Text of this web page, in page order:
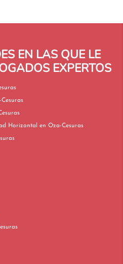
EN LAS QUE LE
EXPERTOS
Oza-Cesuras
en Oza-Cesuras
en Oza-Cesuras
Derecho Inmobiliario y Propiedad Horizontal en Oza-Cesuras
Cesuras
Oza-Cesuras